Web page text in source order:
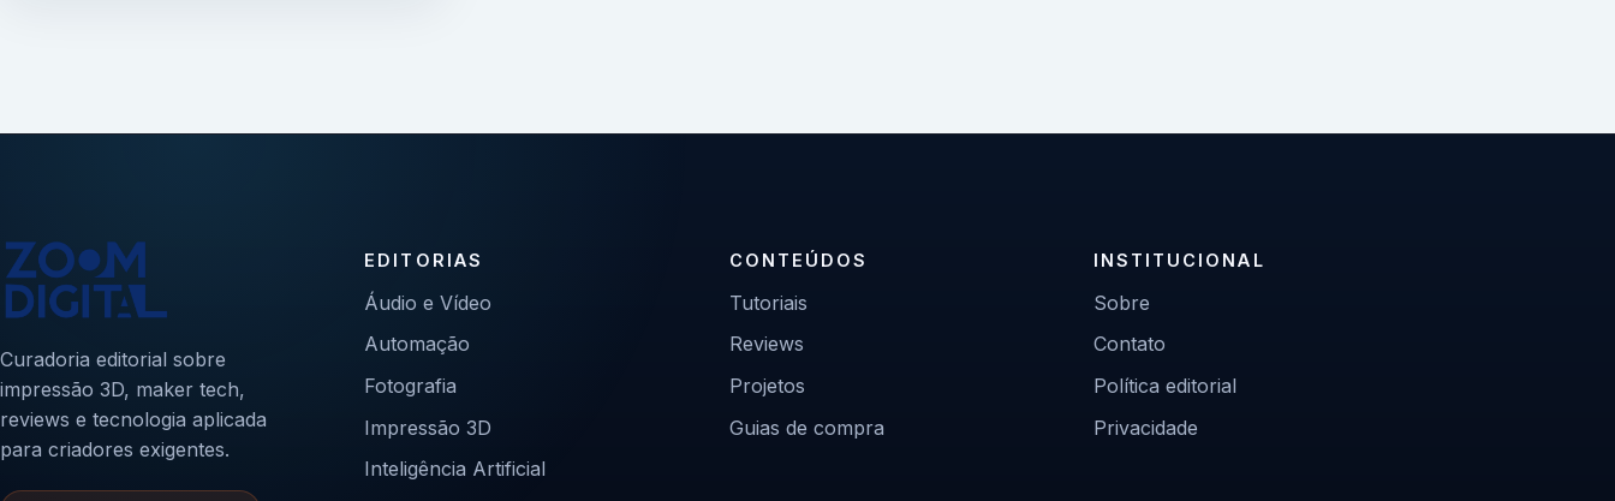
Curadoria editorial sobre
impressão 3D, maker tech,
reviews e tecnologia aplicada
para criadores exigentes.
EDITORIAS
Áudio e Vídeo
Automação
Fotografia
Impressão 3D
Inteligência Artificial
CONTEÚDOS
Tutoriais
Reviews
Projetos
Guias de compra
INSTITUCIONAL
Sobre
Contato
Política editorial
Privacidade